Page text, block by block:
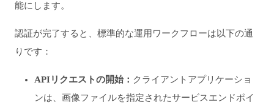
能にします。
認証が完了すると、標準的な運用ワークフローは以下の通
りです：
APIリクエストの開始： クライアントアプリケーショ
ンは、画像ファイルを指定されたサービスエンドポイ